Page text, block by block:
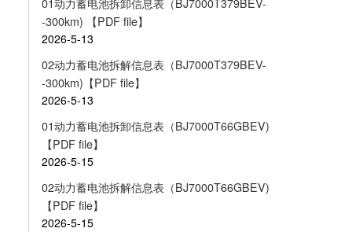
01动力蓄电池拆卸信息表（BJ7000T379BEV-
-300km) 【PDF file】
2026-5-13
02动力蓄电池拆解信息表（BJ7000T379BEV-
-300km)【PDF file】
2026-5-13
01动力蓄电池拆卸信息表（BJ7000T66GBEV)
【PDF file】
2026-5-15
02动力蓄电池拆解信息表（BJ7000T66GBEV)
【PDF file】
2026-5-15